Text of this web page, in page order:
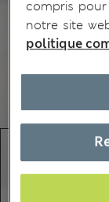
compris
notre site
politique